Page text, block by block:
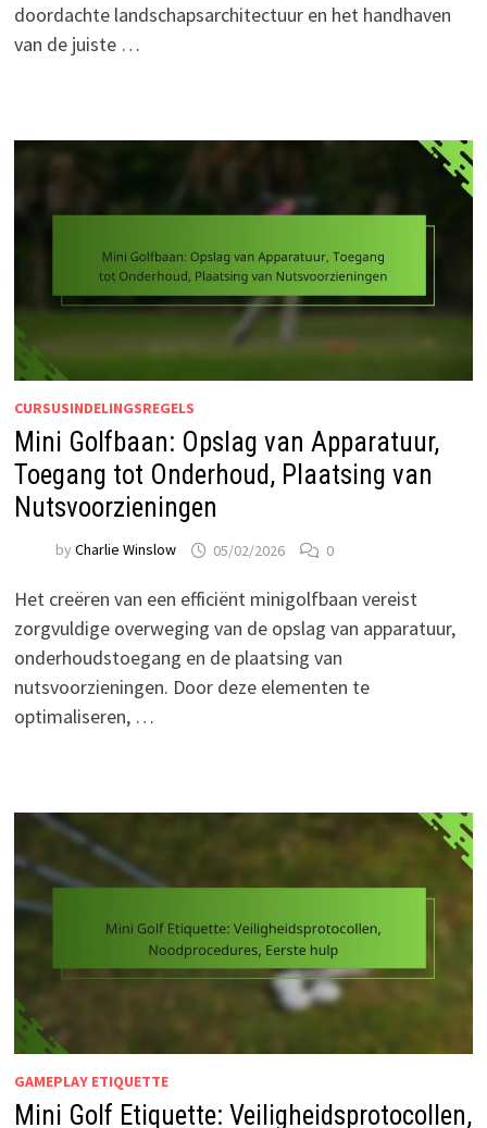
doordachte landschapsarchitectuur en het handhaven
van de juiste …
CURSUSINDELINGSREGELS
Mini Golfbaan: Opslag van Apparatuur,
Toegang tot Onderhoud, Plaatsing van
Nutsvoorzieningen
by Charlie Winslow 05/02/2026 0
Het creëren van een efficiënt minigolfbaan vereist
zorgvuldige overweging van de opslag van apparatuur,
onderhoudstoegang en de plaatsing van
nutsvoorzieningen. Door deze elementen te
optimaliseren, …
GAMEPLAY ETIQUETTE
Mini Golf Etiquette: Veiligheidsprotocollen,